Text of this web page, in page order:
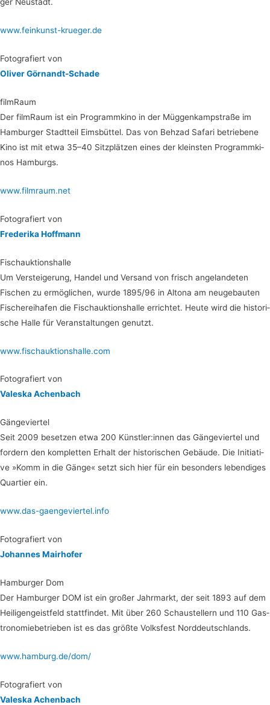
ger Neustadt.
www.feinkunst-krueger.de
Foto­gra­fiert von
Oli­ver Görnandt-Schade
film­Raum
Der film­Raum ist ein Pro­gramm­ki­no in der Müg­gen­kamp­stra­ße im
Ham­bur­ger Stadt­teil Eims­büt­tel. Das von Behzad Safa­ri betrie­be­ne
Kino ist mit etwa 35–40 Sitz­plät­zen eines der kleins­ten Pro­gramm­ki­
nos Hamburgs.
www.filmraum.net
Foto­gra­fiert von
Fre­de­ri­ka Hoffmann
Fisch­auk­ti­ons­hal­le
Um Ver­stei­ge­rung, Han­del und Ver­sand von frisch ange­lan­de­ten
Fischen zu ermög­li­chen, wur­de 1895/96 in Alto­na am neu­ge­bau­ten
Fische­rei­ha­fen die Fisch­auk­ti­ons­hal­le errich­tet. Heu­te wird die his­to­ri­
sche Hal­le für Ver­an­stal­tun­gen genutzt.
www.fischauktionshalle.com
Foto­gra­fiert von
Val­es­ka Achenbach
Gän­ge­vier­tel
Seit 2009 beset­zen etwa 200 Künstler:innen das Gän­ge­vier­tel und
for­dern den kom­plet­ten Erhalt der his­to­ri­schen Gebäu­de. Die Initia­ti­
ve »Komm in die Gän­ge« setzt sich hier für ein beson­ders leben­di­ges
Quar­tier ein.
www.das-gaengeviertel.info
Foto­gra­fiert von
Johan­nes Mairhofer
Ham­bur­ger Dom
Der Ham­bur­ger DOM ist ein gro­ßer Jahr­markt, der seit 1893 auf dem
Hei­li­gen­geist­feld statt­fin­det. Mit über 260 Schau­stel­lern und 110 Gas­
tro­no­mie­be­trie­ben ist es das größ­te Volks­fest Norddeutschlands.
www.hamburg.de/dom/
Foto­gra­fiert von
Val­es­ka Achenbach